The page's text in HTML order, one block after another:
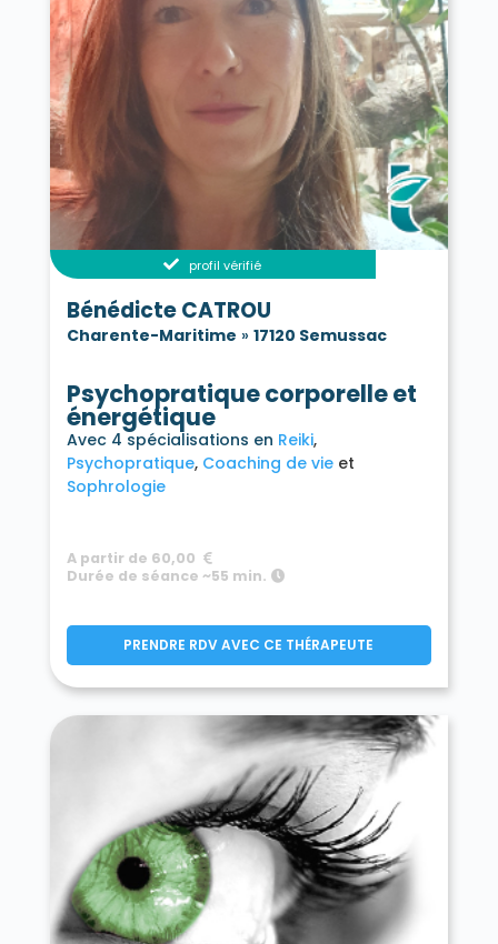
profil vérifié
Bénédicte CATROU
Charente-Maritime » 17120 Semussac
Psychopratique corporelle et
énergétique
Avec 4 spécialisations en Reiki
Psychopratique Coaching de vie
Sophrologie
A partir de 60,00
Durée de séance ~55 min.
PRENDRE RDV AVEC CE THÉRAPEUTE